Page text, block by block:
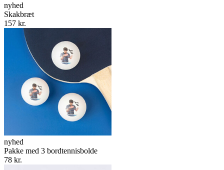
nyhed
Skakbræt
157 kr.
nyhed
Pakke med 3 bordtennisbolde
78 kr.